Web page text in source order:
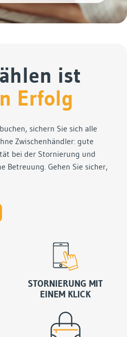
ist
Erfolg
sichern Sie sich alle
Zwischenhändler: gute
bei der Stornierung und
Betreuung. Gehen Sie sicher,
STORNIERUNG MIT
EINEM KLICK